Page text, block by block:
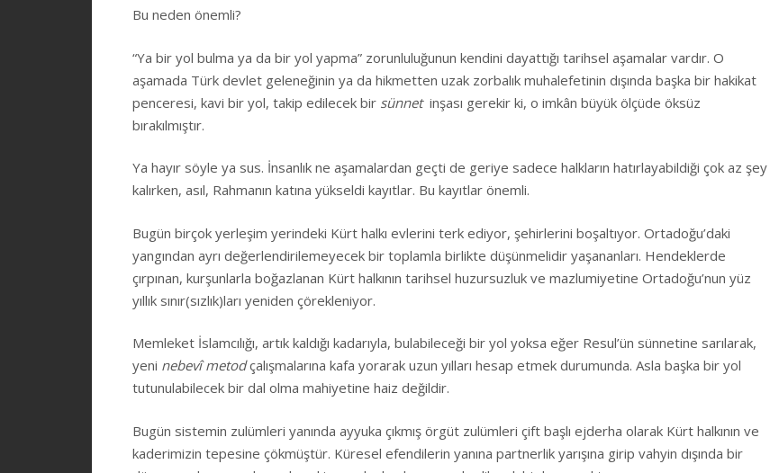
Bu neden önemli?
“Ya bir yol bulma ya da bir yol yapma” zorunluluğunun kendini dayattığı tarihsel aşamalar vardır. O
aşamada Türk devlet geleneğinin ya da hikmetten uzak zorbalık muhalefetinin dışında başka bir hakikat
penceresi, kavi bir yol, takip edilecek bir sünnet inşası gerekir ki, o imkân büyük ölçüde öksüz
bırakılmıştır.
Ya hayır söyle ya sus. İnsanlık ne aşamalardan geçti de geriye sadece halkların hatırlayabildiği çok az şey
kalırken, asıl, Rahmanın katına yükseldi kayıtlar. Bu kayıtlar önemli.
Bugün birçok yerleşim yerindeki Kürt halkı evlerini terk ediyor, şehirlerini boşaltıyor. Ortadoğu’daki
yangından ayrı değerlendirilemeyecek bir toplamla birlikte düşünmelidir yaşananları. Hendeklerde
çırpınan, kurşunlarla boğazlanan Kürt halkının tarihsel huzursuzluk ve mazlumiyetine Ortadoğu’nun yüz
yıllık sınır(sızlık)ları yeniden çörekleniyor.
Memleket İslamcılığı, artık kaldığı kadarıyla, bulabileceği bir yol yoksa eğer Resul’ün sünnetine sarılarak,
yeni nebevî metodçalışmalarına kafa yorarak uzun yılları hesap etmek durumunda. Asla başka bir yol
tutunulabilecek bir dal olma mahiyetine haiz değildir.
Bugün sistemin zulümleri yanında ayyuka çıkmış örgüt zulümleri çift başlı ejderha olarak Kürt halkının ve
kaderimizin tepesine çökmüştür. Küresel efendilerin yanına partnerlik yarışına girip vahyin dışında bir